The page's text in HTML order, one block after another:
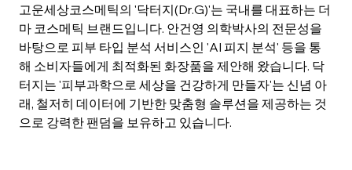
고운세상코스메틱의 '닥터지(Dr.G)'는 국내를 대표하는 더
마 코스메틱 브랜드입니다. 안건영 의학박사의 전문성을
바탕으로 피부 타입 분석 서비스인 'AI 피지 분석' 등을 통
해 소비자들에게 최적화된 화장품을 제안해 왔습니다. 닥
터지는 '피부과학으로 세상을 건강하게 만들자'는 신념 아
래, 철저히 데이터에 기반한 맞춤형 솔루션을 제공하는 것
으로 강력한 팬덤을 보유하고 있습니다.